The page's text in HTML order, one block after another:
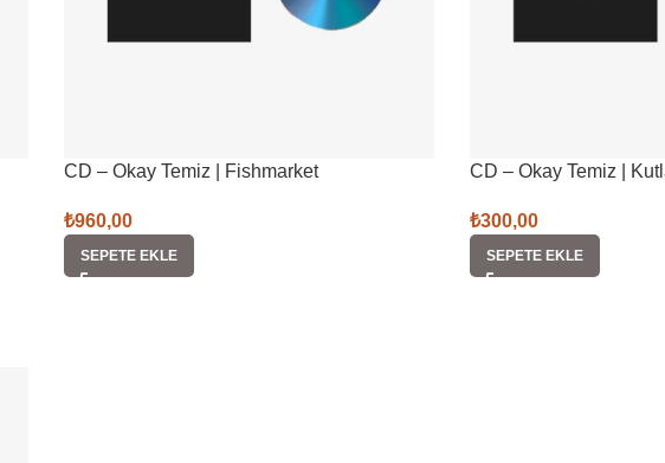
CD – Okay Temiz | Fishmarket
₺960,00
SEPETE EKLE
CD – Okay Temiz |
₺300,00
SEPETE EKLE